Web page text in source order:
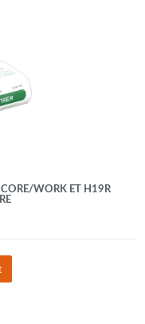
CORE/WORK ET H19R